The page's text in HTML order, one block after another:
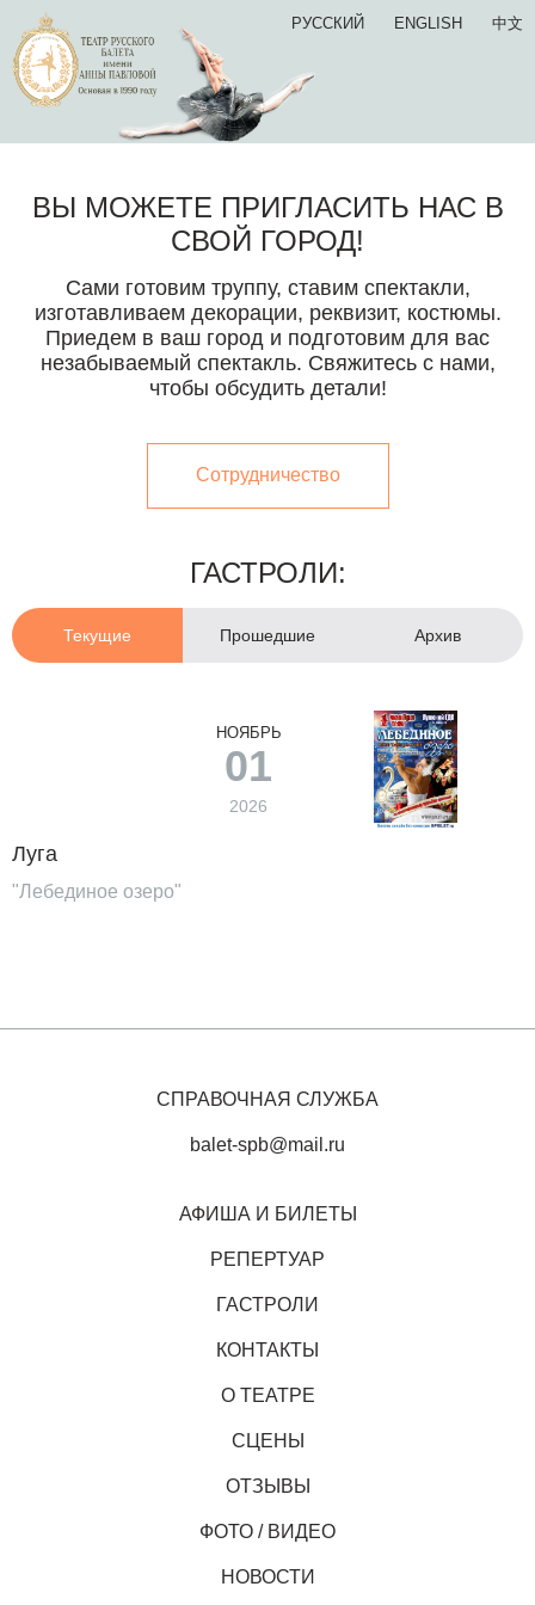
РУССКИЙ ENGLISH 中文
ВЫ МОЖЕТЕ ПРИГЛАСИТЬ НАС В
СВОЙ ГОРОД!
Сами готовим труппу, ставим спектакли,
изготавливаем декорации, реквизит, костюмы.
Приедем в ваш город и подготовим для вас
незабываемый спектакль. Свяжитесь с нами,
чтобы обсудить детали!
Сотрудничество
ГАСТРОЛИ:
Текущие Прошедшие Архив
НОЯБРЬ
01
2026
Луга
"Лебединое озеро"
АФИША И БИЛЕТЫ
РЕПЕРТУАР
ГАСТРОЛИ
КОНТАКТЫ
О ТЕАТРЕ
СЦЕНЫ
ОТЗЫВЫ
ФОТО / ВИДЕО
НОВОСТИ
СПРАВОЧНАЯ СЛУЖБА
balet-spb@mail.ru